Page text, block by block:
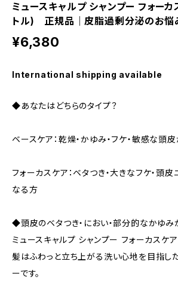
ミュースキャルプ シャンプー フォー
トル) 正規品｜皮脂過剰分泌のお悩
¥6,380
International shipping available
◆あなたはどちらのタイプ？
ベースケア：乾燥・かゆみ・フケ・敏感な頭
フォーカスケア：ベタつき・大きなフケ・頭
なる方
◆頭皮のベタつき・におい・部分的なかゆみ
ミュースキャルプ シャンプー フォーカスケア
髪はふわっと立ち上がる洗い心地を目指し
ーです。